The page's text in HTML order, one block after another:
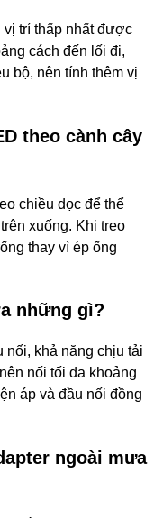
vị trí thấp nhất được
cách đến lối đi,
bộ, nên tính thêm vị
theo cành cây
chiều dọc để thể
xuống. Khi treo
thay vì ép ống
những gì?
nối, khả năng chịu tải
nối tối đa khoảng
áp và đầu nối đồng
ngoài mưa